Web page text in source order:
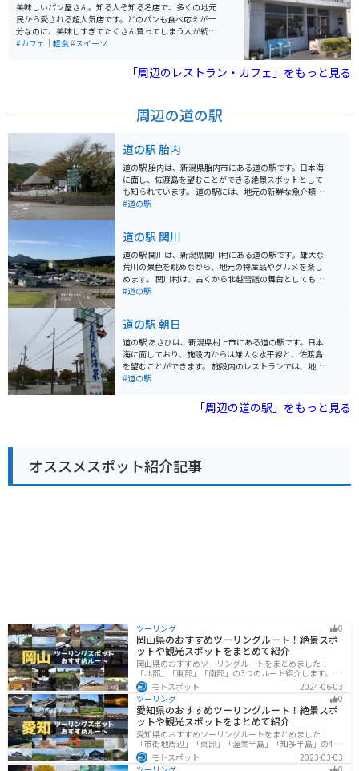
美味しいパン屋さん。知る人ぞ知る名店で、多くの地元
民から愛される超人気店です。どのパンも食べ応えが十
分なのに、美味しすぎてたくさん買ってしまう人が続出
します。種類も豊富なので選ぶ楽しさも満点です。新潟
食として買っていくのもオススメです。
#カフェ｜軽食#スイーツ
「周辺のレストラン・カフェ」をもっと見る
周辺の道の駅
道の駅 胎内
道の駅 胎内は、新潟県胎内市にある道の駅です。日本海
に面し、佐渡島を望むことができる絶景スポットとして
も知られています。 道の駅には、地元の新鮮な魚介類や
野菜を販売する直売所や、胎内市の特産品である「胎内
がらゆったりとくつろぐことができます。 バイクで訪れ
る場合、道の駅には広い駐車場が完備されているので安
心です。日本海沿いの道をツーリングする際には、ぜひ
立ち寄ってみてください。道の駅周辺には、風力発電の
風車が立ち並ぶ「胎内風力発電所」や、海水浴場として
#道の駅
道の駅 関川
道の駅 関川は、新潟県関川村にある道の駅です。雄大な
荒川の景色を眺めながら、地元の特産品やグルメを楽し
めます。 関川村は、古くから北越雪譜の舞台としても知
られ、歴史と文化を感じられる場所です。道の駅では、
人気です。 バイクで訪れる際は、道の駅からほど近い
「猿ヶ京温泉」や「鷹の巣温泉」で疲れた体を癒やすの
もおすすめです。周辺には、ワインディングロードも多
いため、ツーリングの休憩スポットとしても最適です。
#道の駅
道の駅 朝日
道の駅 あさひは、新潟県村上市にある道の駅です。日本
海に面しており、施設内からは雄大な水平線と、佐渡島
を望むことができます。 施設内のレストランでは、地元
で獲れた新鮮な魚介類を使った料理が人気です。特に、
わいたい一品です。また、売店では、地元の特産品や新
鮮な野菜などを購入することができます。 バイクで訪れ
は、笹川流れや瀬波温泉など、観光スポットも点在して
います。
#道の駅
「周辺の道の駅」をもっと見る
オススメスポット紹介記事
ツーリング 0
岡山県のおすすめツーリングルート！絶景スポ
ットや観光スポットをまとめて紹介
岡山県のおすすめツーリングルートをまとめました！
「北部」「東部」「南部」の3つのルート紹介します。岡
山市や倉敷市など、歴史ある街並みも魅力的で、バイク
ツーリングに最適なスポットが多数あります。バイクで
岡山県にツーリングに行く際は参考にしてください。
モトスポット
2024-06-03
ツーリング
0
愛知県のおすすめツーリングルート！絶景スポ
ットや観光スポットをまとめて紹介
愛知県のおすすめツーリングルートをまとめました！
「市街地周辺」「東部」「渥美半島」「知多半島」の4つ
のルート紹介します。名古屋周辺の栄えたスポットから
山、海、美術館なども多数あり、自然・歴史・文化を満
モトスポット
2023-03-03